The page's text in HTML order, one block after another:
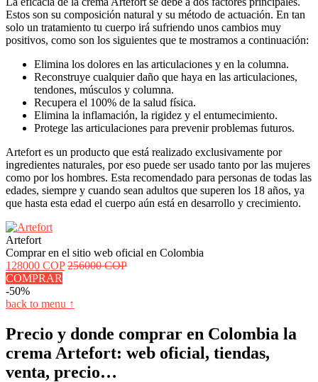
Estos son su composición natural y su método de actuación. En tan
solo un tratamiento tu cuerpo irá sufriendo unos cambios muy
positivos, como son los siguientes que te mostramos a continuación:
Elimina los dolores en las articulaciones y en la columna.
Reconstruye cualquier daño que haya en las articulaciones,
tendones, músculos y columna.
Recupera el 100% de la salud física.
Elimina la inflamación, la rigidez y el entumecimiento.
Protege las articulaciones para prevenir problemas futuros.
Artefort es un producto que está realizado exclusivamente por
ingredientes naturales, por eso puede ser usado tanto por las mujeres
como por los hombres. Esta recomendado para personas de todas las
edades, siempre y cuando sean adultos que superen los 18 años, ya
que hasta esta edad el cuerpo aún está en desarrollo y crecimiento.
Artefort
Comprar en el sitio web oficial en Colombia
128000 COP 256000 COP
COMPRAR
-50%
back to menu ↑
Precio y donde comprar en Colombia la
crema Artefort: web oficial, tiendas,
venta, precio…